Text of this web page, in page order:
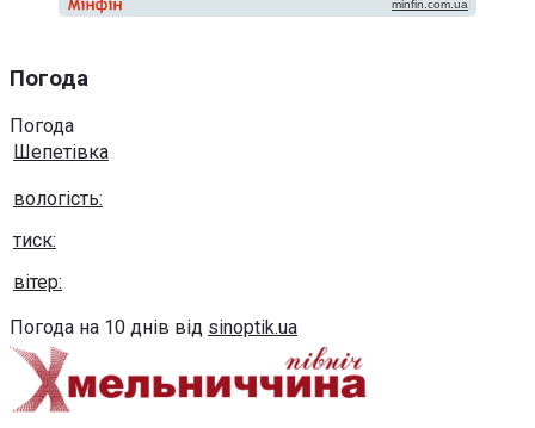
Погода
Погода
Шепетівка
вологість:
тиск:
вітер:
Погода на 10 днів від sinoptik.ua